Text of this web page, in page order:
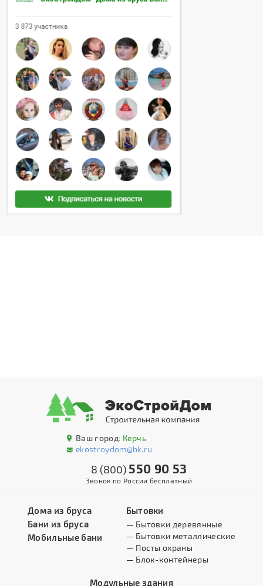
Ваш город: Керчь
ekostroydom@bk.ru
8 (800) 550 90 53
Звонок по России бесплатный
Дома из бруса
Бани из бруса
Мобильные бани
Бытовки
— Бытовки деревянные
— Бытовки металлические
— Посты охраны
— Блок-контейнеры
Модульные здания